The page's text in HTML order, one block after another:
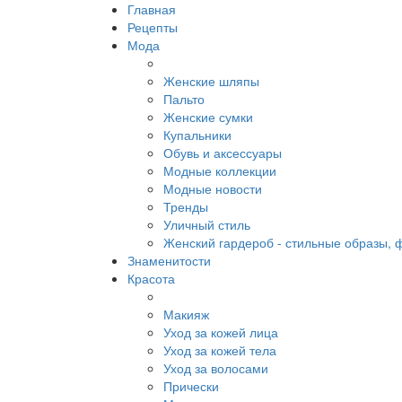
Главная
Рецепты
Мода
Женские шляпы
Пальто
Женские сумки
Купальники
Обувь и аксессуары
Модные коллекции
Модные новости
Тренды
Уличный стиль
Женский гардероб - стильные образы,
Знаменитости
Красота
Макияж
Уход за кожей лица
Уход за кожей тела
Уход за волосами
Прически